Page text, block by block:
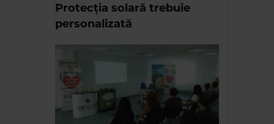
Protecția solară trebuie
personalizată